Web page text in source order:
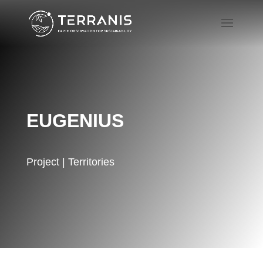
EUGENIUS
Project | Territories